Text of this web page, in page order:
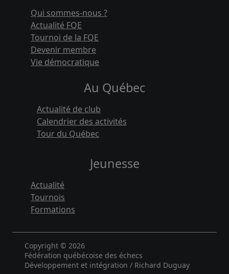
Qui sommes-nous ?
Actualité FQE
Tournoi de la FQE
Devenir membre
Vie démocratique
Au Québec
Actualité de club
Calendrier des activités
Tour du Québec
Jeunesse
Actualité
Tournois
Formations
Copyright © 2026
Fédération québécoise des échecs
Développement et intégration / Richard Duguay